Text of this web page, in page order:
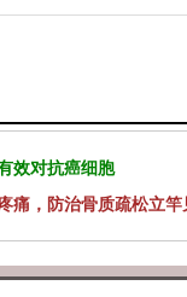
效对抗癌细胞
痛，防治骨质疏松立竿